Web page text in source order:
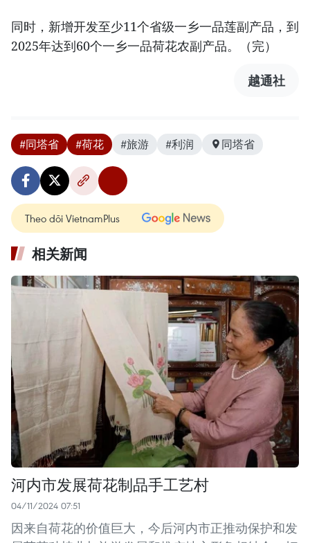
同时，新增开发至少11个省级一乡一品莲副产品，到
2025年达到60个一乡一品荷花农副产品。（完）
越通社
#同塔省 #荷花 #旅游 #利润 同塔省
Theo dõi VietnamPlus
相关新闻
河内市发展荷花制品手工艺村
04/11/2024 07:51
因来自荷花的价值巨大，今后河内市正推动保护和发